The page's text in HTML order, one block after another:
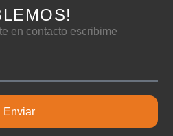
en contacto escribime
Enviar